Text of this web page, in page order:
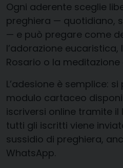
Ogni aderente sceglie
preghiera — quotidiano,
— e può pregare come
l’adorazione eucaristica,
Rosario o la meditazione
L’adesione è semplice:
modulo cartaceo
iscriversi online tramite
tutti gli iscritti viene
sussidio di preghiera,
WhatsApp.